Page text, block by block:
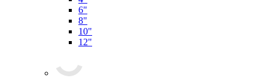
6"
8"
10"
12"